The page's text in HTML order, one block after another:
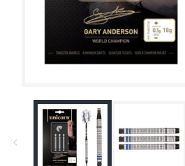
Modal